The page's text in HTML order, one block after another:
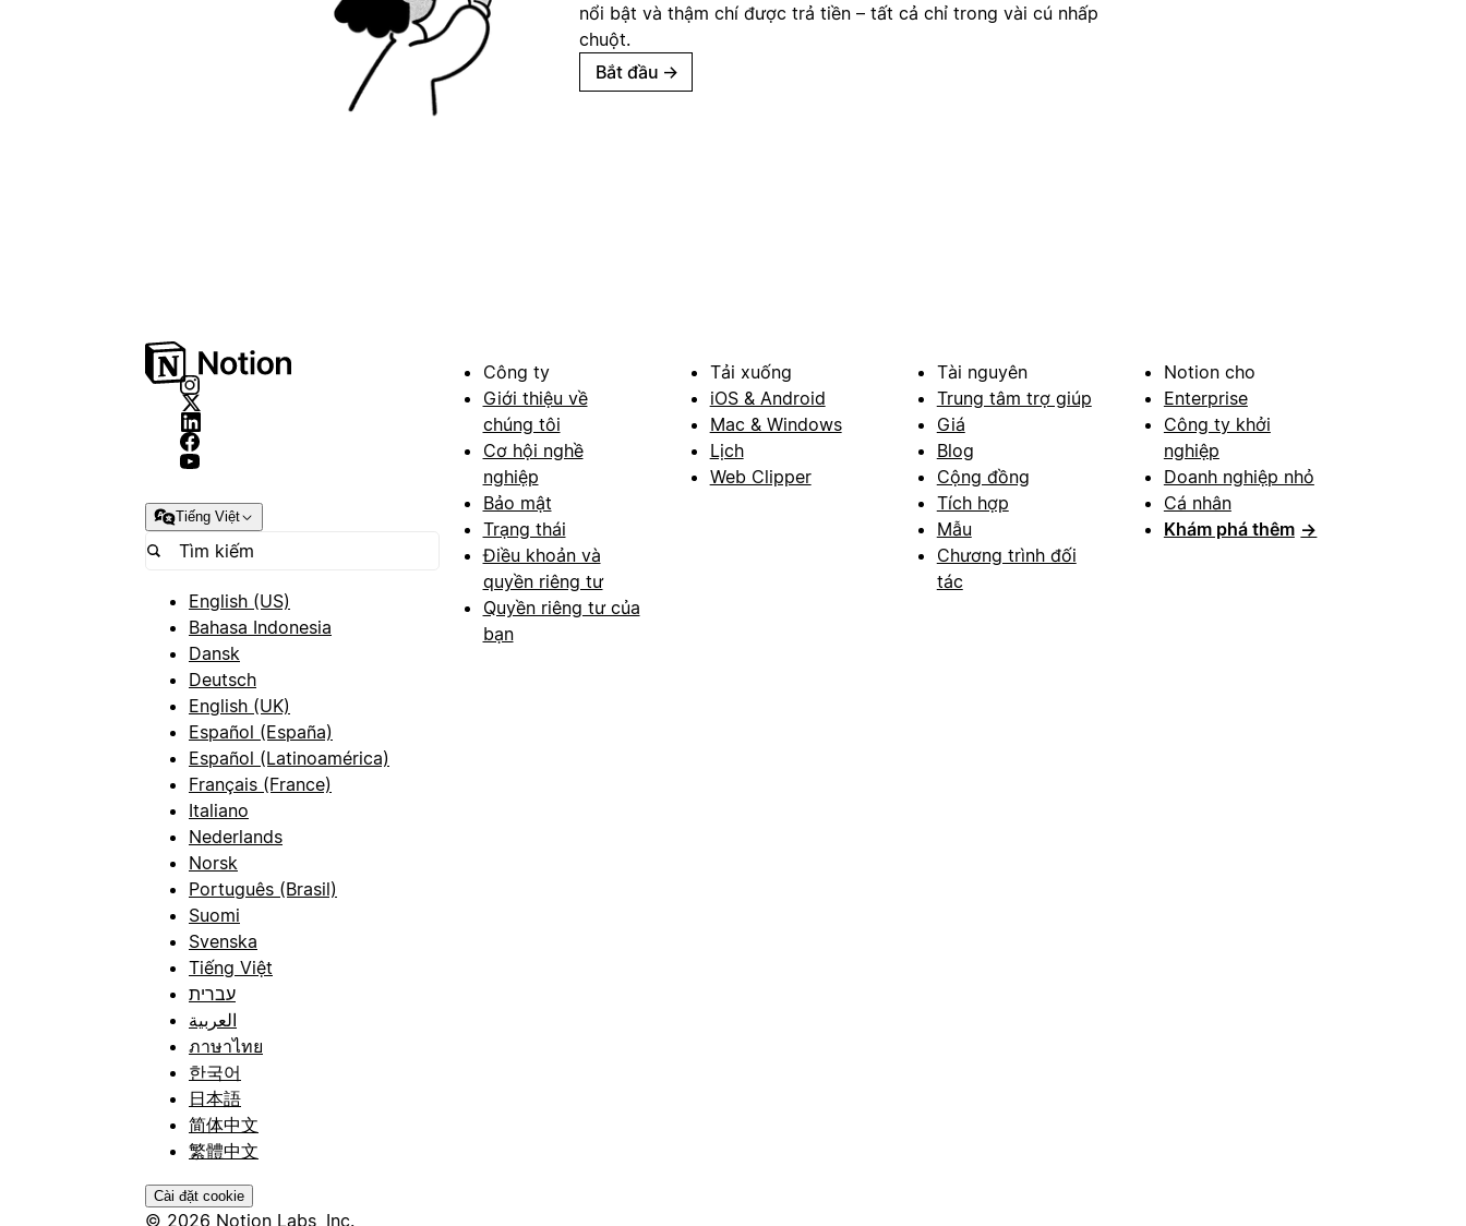
nổi bật và thậm chí được trả tiền – tất cả chỉ trong vài cú nhấp
chuột.
Bắt đầu →
Tiếng Việt
English (US)
Bahasa Indonesia
Dansk
Deutsch
English (UK)
Español (España)
Español (Latinoamérica)
Français (France)
Italiano
Nederlands
Norsk
Português (Brasil)
Suomi
Svenska
Tiếng Việt
עברית
العربية
ภาษาไทย
한국어
日本語
简体中文
繁體中文
Cài đặt cookie
© 2026 Notion Labs, Inc.
Công ty
Giới thiệu về
chúng tôi
Cơ hội nghề
nghiệp
Bảo mật
Trạng thái
Điều khoản và
quyền riêng tư
Quyền riêng tư của
bạn
Tải xuống
iOS & Android
Mac & Windows
Lịch
Web Clipper
Tài nguyên
Trung tâm trợ giúp
Giá
Blog
Cộng đồng
Tích hợp
Mẫu
Chương trình đối
tác
Notion cho
Enterprise
Công ty khởi
nghiệp
Doanh nghiệp nhỏ
Cá nhân
Khám phá thêm →